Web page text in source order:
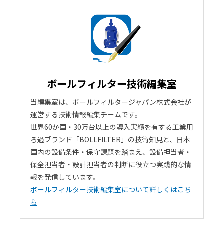
ボールフィルター技術編集室
当編集室は、ボールフィルタージャパン株式会社が
運営する技術情報編集チームです。
世界60か国・30万台以上の導入実績を有する工業用
ろ過ブランド「BOLLFILTER」の技術知見と、日本
国内の設備条件・保守課題を踏まえ、設備担当者・
保全担当者・設計担当者の判断に役立つ実践的な情
報を発信しています。
ボールフィルター技術編集室について詳しくはこち
ら